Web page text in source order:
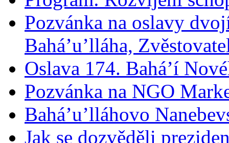
Pozvánka na oslavy
Bahá’u’lláha,
Oslava 174. Bahá’í
Pozvánka na NGO
Bahá’u’lláhovo
Jak se dozvěděli